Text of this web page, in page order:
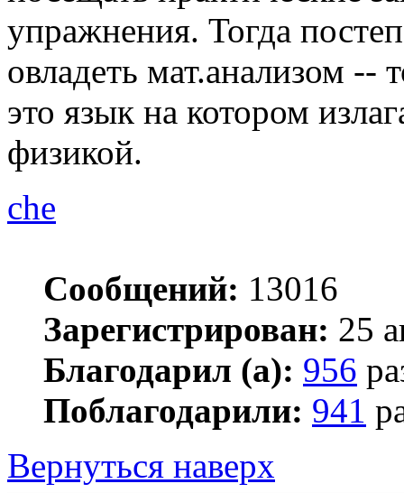
упражнения. Тогда
овладеть мат.анализом --
это язык на котором
физикой.
che
Сообщений: 13016
Зарегистрирован: 25
Благодарил (а): 956
Поблагодарили: 941
Вернуться наверх